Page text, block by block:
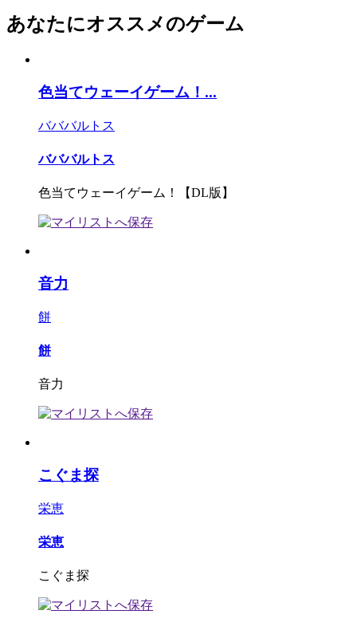
あなたにオススメのゲーム
色当てウェーイゲーム！...
バババルトス
バババルトス
色当てウェーイゲーム！【DL版】
音力
餅
餅
音力
こぐま探
栄恵
栄恵
こぐま探